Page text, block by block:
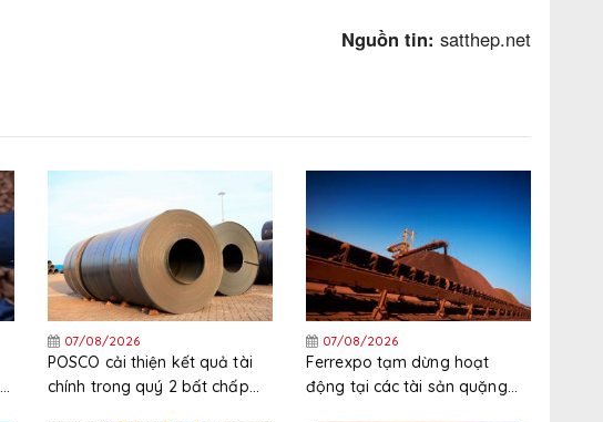
Nguồn tin: satthep.net
07/08/2026
POSCO cải thiện kết quả tài
chính trong quý 2 bất chấp
07/08/2026
Ferrexpo tạm dừng hoạt
động tại các tài sản quặng